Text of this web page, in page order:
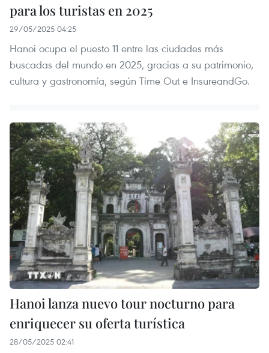
para los turistas en 2025
29/05/2025 04:25
Hanoi ocupa el puesto 11 entre las ciudades más
buscadas del mundo en 2025, gracias a su patrimonio,
cultura y gastronomía, según Time Out e InsureandGo.
Hanoi lanza nuevo tour nocturno para
enriquecer su oferta turística
28/05/2025 02:41